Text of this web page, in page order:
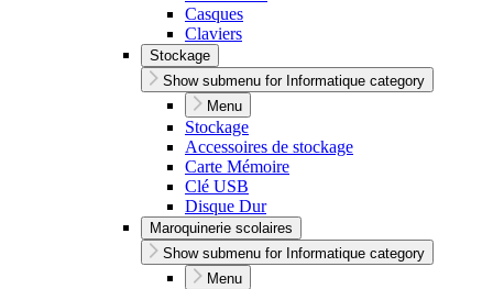
Casques
Claviers
Stockage
Show submenu for Informatique category
Menu
Stockage
Accessoires de stockage
Carte Mémoire
Clé USB
Disque Dur
Maroquinerie scolaires
Show submenu for Informatique category
Menu